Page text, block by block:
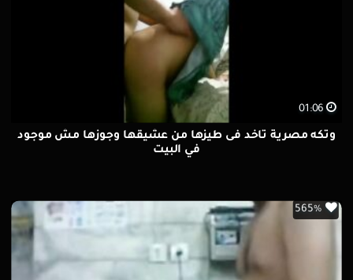
01:06
وتكه مصرية تاخد فى طيزها من عشيقها وجوزها مش موجود
في البيت
565%